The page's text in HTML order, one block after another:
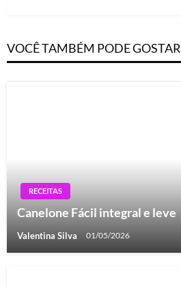
VOCÊ TAMBÉM PODE GOSTAR
RECEITAS
Canelone Fácil integral e leve
Valentina Silva 01/05/2026